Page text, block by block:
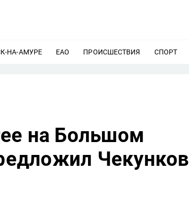
НА-АМУРЕ ЕЩЕ
ЕАО ЕЩЕ
ПРОИСШЕСТВИЯ ЕЩЕ
СПОРТ
на Большом
Чекунков